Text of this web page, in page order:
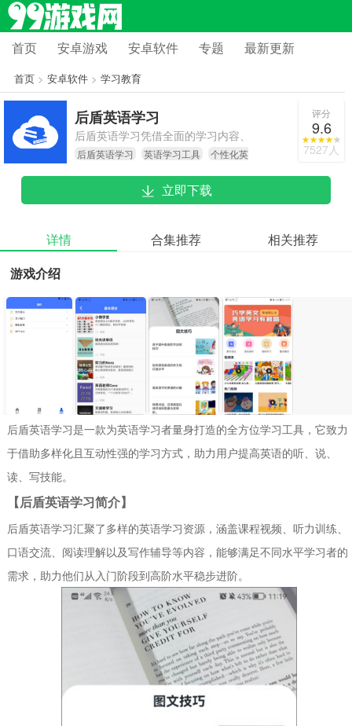
首页 安卓游戏 安卓软件 专题 最新更新
首页> 安卓软件> 学习教育
后盾英语学习
后盾英语学习凭借全面的学习内容、
灵活的学习方式和个性化的学习建
议，成为了许多英语学习者的首选工
具。不管你是刚开始学英语的新手，
者，这款工具都能为你提供有效的学
后盾英语学习 英语学习工具
个性化英
评分
9.6
7527人
立即下载
详情 合集推荐
相关推荐
游戏介绍
后盾英语学习是一款为英语学习者量身打造的全方位学习工具，它致力
于借助多样化且互动性强的学习方式，助力用户提高英语的听、说、
读、写技能。
【后盾英语学习简介】
后盾英语学习汇聚了多样的英语学习资源，涵盖课程视频、听力训练、
口语交流、阅读理解以及写作辅导等内容，能够满足不同水平学习者的
需求，助力他们从入门阶段到高阶水平稳步进阶。